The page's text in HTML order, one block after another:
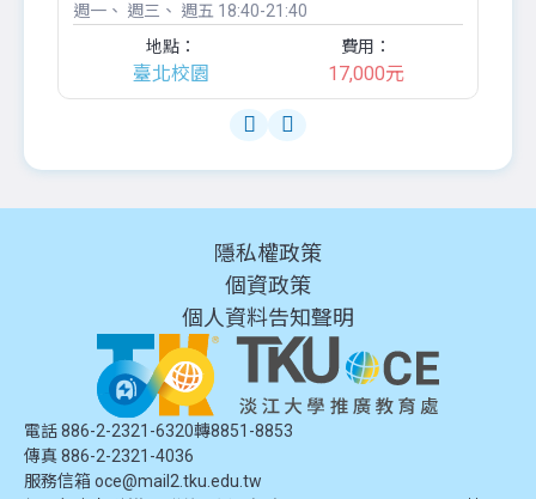
週一
週三 週五 18:40-21:40
地點：
臺北校園
費用：
17,000元
隱私權政策
個資政策
個人資料告知聲明
電話 886-2-2321-6320轉8851-8853
傳真 886-2-2321-4036
服務信箱 oce@mail2.tku.edu.tw